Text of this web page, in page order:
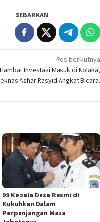
SEBARKAN
Pos berikutnya
Investasi Masuk di Kolaka,
Ashar Rasyid Angkat Bicara.
99 Kepala Desa Resmi di
Kukuhkan Dalam
Perpanjangan Masa